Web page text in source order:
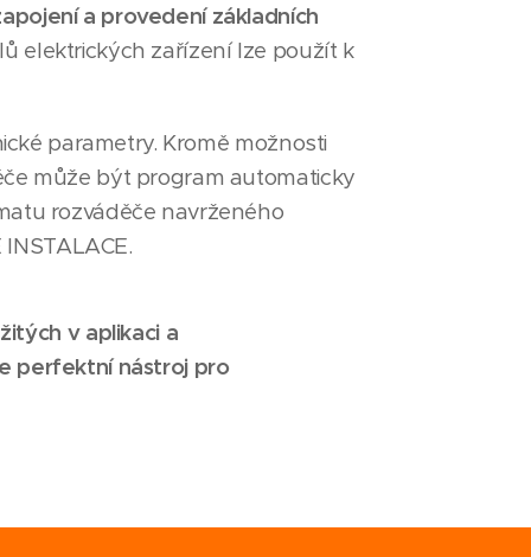
a provedení základních
elektrických zařízení lze použít k
parametry. Kromě možnosti
může být program automaticky
rozváděče navrženého
v aplikaci a
perfektní nástroj pro